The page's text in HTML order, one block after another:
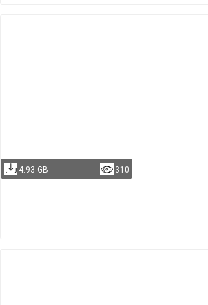
4.93 GB 310